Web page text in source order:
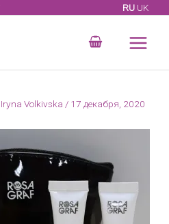
RU UK
Iryna Volkivska / 17 декабря, 2020